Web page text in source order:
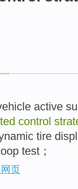
active
control
tire
test；
页